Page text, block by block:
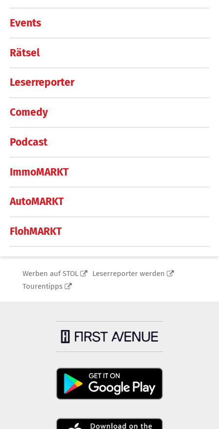
Events
Rätsel
Leserreporter
Comedy
Podcast
ImmoMARKT
AutoMARKT
FlohMARKT
Werben auf STOL
Leserreporter werden
Tourentipps